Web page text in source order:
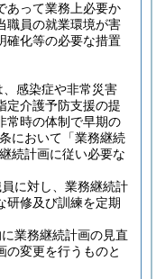
あって業務上必要か
職員の就業環境が害
確化等の必要な措置
感染症や非常災害
定介護予防支援の提
常時の体制で早期の
において「業務継続
続計画に従い必要な
に対し、業務継続計
研修及び訓練を定期
業務継続計画の見直
の変更を行うものと